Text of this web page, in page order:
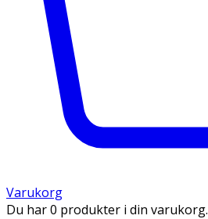
Varukorg
Du har 0 produkter i din varukorg.